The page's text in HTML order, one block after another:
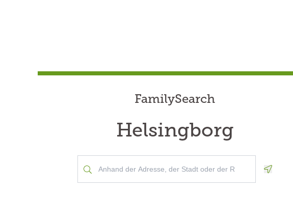
FamilySearch
Helsingborg